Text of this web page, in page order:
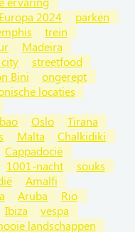
2024
parken
trein
Madeira
streetfood
Bini
ongerept
locaties
Oslo
Tirana
Malta
Chalkidiki
Cappadocië
1001-nacht
souks
Amalfi
Aruba
Rio
Ibiza
vespa
landschappen